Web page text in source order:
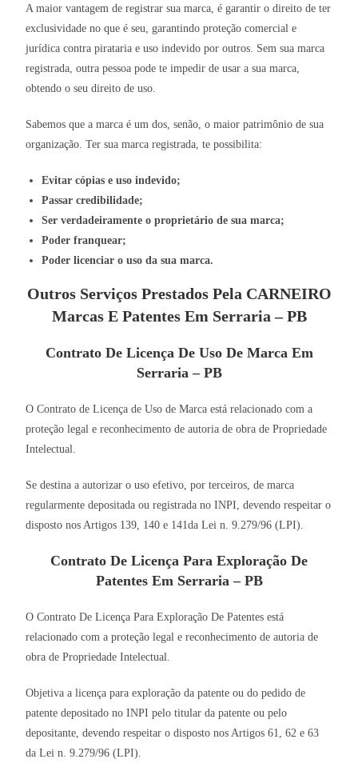
A maior vantagem de registrar sua marca, é garantir o direito de ter
exclusividade no que é seu, garantindo proteção comercial e
jurídica contra pirataria e uso indevido por outros. Sem sua marca
registrada, outra pessoa pode te impedir de usar a sua marca,
obtendo o seu direito de uso.
Sabemos que a marca é um dos, senão, o maior patrimônio de sua
organização. Ter sua marca registrada, te possibilita:
Evitar cópias e uso indevido;
Passar credibilidade;
Ser verdadeiramente o proprietário de sua marca;
Poder franquear;
Poder licenciar o uso da sua marca.
Outros Serviços Prestados Pela CARNEIRO
Marcas E Patentes Em Serraria – PB
Contrato De Licença De Uso De Marca Em
Serraria – PB
O Contrato de Licença de Uso de Marca está relacionado com a
proteção legal e reconhecimento de autoria de obra de Propriedade
Intelectual.
Se destina a autorizar o uso efetivo, por terceiros, de marca
regularmente depositada ou registrada no INPI, devendo respeitar o
disposto nos Artigos 139, 140 e 141da Lei n. 9.279/96 (LPI).
Contrato De Licença Para Exploração De
Patentes Em Serraria – PB
O Contrato De Licença Para Exploração De Patentes está
relacionado com a proteção legal e reconhecimento de autoria de
obra de Propriedade Intelectual.
Objetiva a licença para exploração da patente ou do pedido de
patente depositado no INPI pelo titular da patente ou pelo
depositante, devendo respeitar o disposto nos Artigos 61, 62 e 63
da Lei n. 9.279/96 (LPI).